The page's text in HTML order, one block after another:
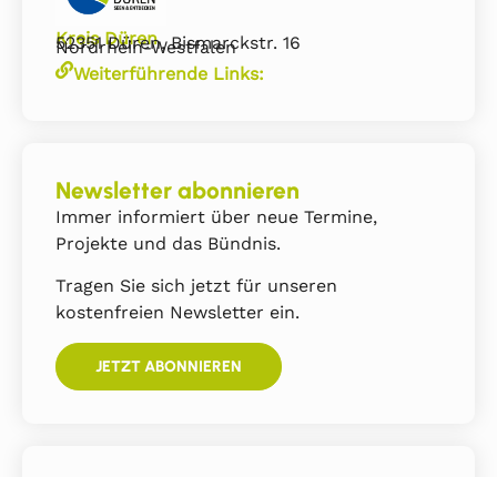
Kreis Düren
52351 Düren, Bismarckstr. 16
Nordrhein-Westfalen
Weiterführende Links:
Newsletter abonnieren
Immer informiert über neue Termine,
Projekte und das Bündnis.
Tragen Sie sich jetzt für unseren
kostenfreien Newsletter ein.
JETZT ABONNIEREN